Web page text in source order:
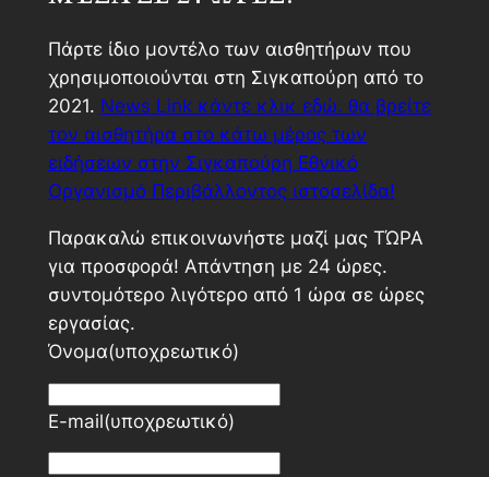
Πάρτε ίδιο μοντέλο των αισθητήρων που
χρησιμοποιούνται στη Σιγκαπούρη από το
2021. News Link κάντε κλικ εδώ. θα βρείτε
τον αισθητήρα στο κάτω μέρος των
ειδήσεων στην Σιγκαπούρη Εθνικό
Οργανισμό Περιβάλλοντος ιστοσελίδα!
Παρακαλώ επικοινωνήστε μαζί μας ΤΏΡΑ
για προσφορά! Απάντηση με 24 ώρες.
συντομότερο λιγότερο από 1 ώρα σε ώρες
εργασίας.
Όνομα(υποχρεωτικό)
E-mail(υποχρεωτικό)